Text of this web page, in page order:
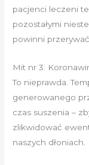
pacjenci leczeni
pozostałymi
powinni
Mit nr 3:
To nieprawda.
generowanego
czas suszenia –
zlikwidować
naszych dłoniach.